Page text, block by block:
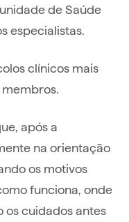
de Saúde
especialistas.
clínicos mais
após a
na orientação
os motivos
funciona, onde
os cuidados antes